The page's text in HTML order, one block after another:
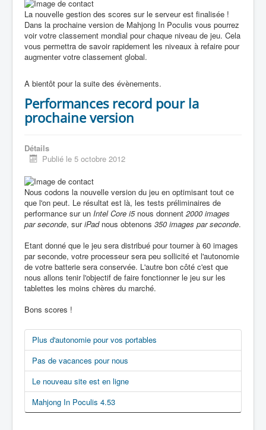
La nouvelle gestion des scores sur le serveur est finalisée !
Dans la prochaine version de Mahjong In Poculis vous pourrez
voir votre classement mondial pour chaque niveau de jeu. Cela
vous permettra de savoir rapidement les niveaux à refaire pour
augmenter votre classement global.
A bientôt pour la suite des évènements.
Performances record pour la
prochaine version
Détails
Publié le 5 octobre 2012
Nous codons la nouvelle version du jeu en optimisant tout ce
que l'on peut. Le résultat est là, les tests préliminaires de
performance sur un Intel Core i5nous donnent 2000 images
par seconde, suriPadnous obtenons 350 images par seconde.
Etant donné que le jeu sera distribué pour tourner à 60 images
par seconde, votre processeur sera peu sollicité et l'autonomie
de votre batterie sera conservée. L'autre bon côté c'est que
nous allons tenir l'objectif de faire fonctionner le jeu sur les
tablettes les moins chères du marché.
Bons scores !
Plus d'autonomie pour vos portables
Pas de vacances pour nous
Le nouveau site est en ligne
Mahjong In Poculis 4.53